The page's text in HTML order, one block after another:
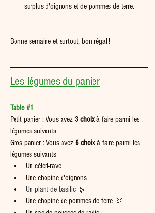
surplus d'oignons et de pommes de terre.
Bonne semaine et surtout, bon régal !
Les légumes du panier
Table #1
Petit panier : Vous avez 3 choix à faire parmi les
légumes suivants
Gros panier : Vous avez 6 choix à faire parmi les
légumes suivants
Un céleri-rave
Une chopine d'oignons
Un plant de basilic 🌿
Une chopine de pommes de terre 🥔